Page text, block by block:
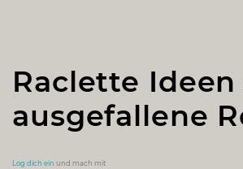
Raclette Ideen
ausgefallene
Log dich ein und mach mit